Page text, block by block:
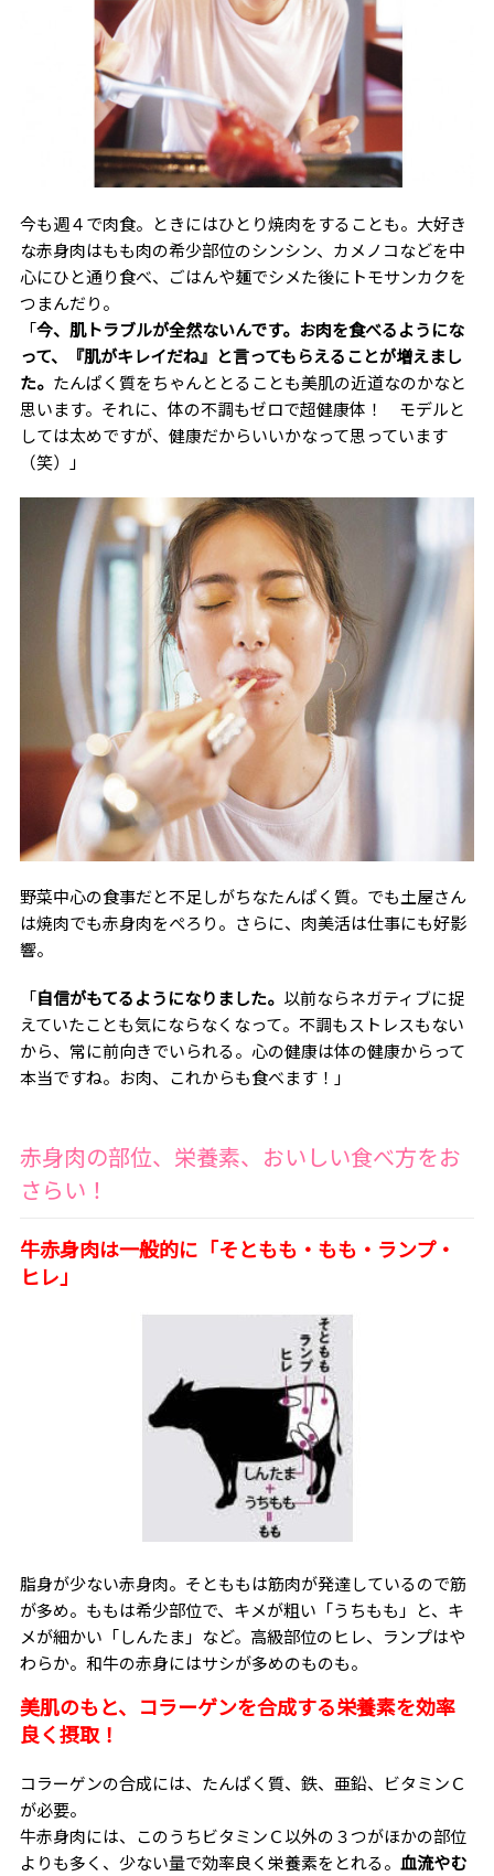
今も週４で肉食。ときにはひとり焼肉をすることも。大好き
な赤身肉はもも肉の希少部位のシンシン、カメノコなどを中
心にひと通り食べ、ごはんや麺でシメた後にトモサンカクを
つまんだり。
「今、肌トラブルが全然ないんです。お肉を食べるようにな
って、『肌がキレイだね』と言ってもらえることが増えまし
た。 たんぱく質をちゃんととることも美肌の近道なのかなと
思います。それに、体の不調もゼロで超健康体！ モデルと
しては太めですが、健康だからいいかなって思っています
（笑）」
野菜中心の食事だと不足しがちなたんぱく質。でも土屋さん
は焼肉でも赤身肉をぺろり。さらに、肉美活は仕事にも好影
響。
「自信がもてるようになりました。 以前ならネガティブに捉
えていたことも気にならなくなって。不調もストレスもない
から、常に前向きでいられる。心の健康は体の健康からって
本当ですね。お肉、これからも食べます！」
赤身肉の部位、栄養素、おいしい食べ方をお
さらい！
牛赤身肉は一般的に「そともも・もも・ランプ・
ヒレ」
脂身が少ない赤身肉。そとももは筋肉が発達しているので筋
が多め。ももは希少部位で、キメが粗い「うちもも」と、キ
メが細かい「しんたま」など。高級部位のヒレ、ランプはや
わらか。和牛の赤身にはサシが多めのものも。
美肌のもと、コラーゲンを合成する栄養素を効率
良く摂取！
コラーゲンの合成には、たんぱく質、鉄、亜鉛、ビタミンＣ
が必要。
牛赤身肉には、このうちビタミンＣ以外の３つがほかの部位
よりも多く、少ない量で効率良く栄養素をとれる。 血流やむ